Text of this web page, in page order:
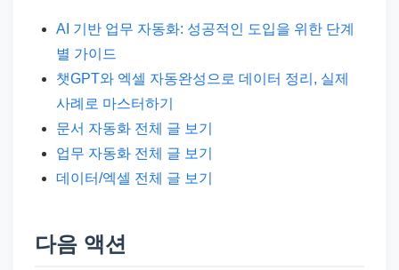
AI 기반 업무 자동화: 성공적인 도입을 위한 단계
별 가이드
챗GPT와 엑셀 자동완성으로 데이터 정리, 실제
사례로 마스터하기
문서 자동화 전체 글 보기
업무 자동화 전체 글 보기
데이터/엑셀 전체 글 보기
다음 액션